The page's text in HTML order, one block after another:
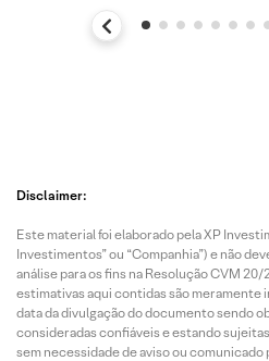
Disclaimer:
Este material foi elaborado pela XP
Investimentos” ou “Companhia”) e não
análise para os fins na Resolução CVM
estimativas aqui contidas são meramente
data da divulgação do documento sendo
consideradas confiáveis e estando
sem necessidade de aviso ou comunicado